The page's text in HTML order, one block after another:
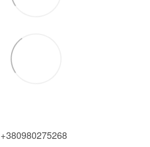
+380980275268